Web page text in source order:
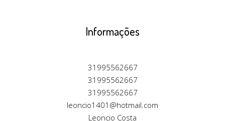
Informações
31995562667
31995562667
31995562667
leoncio1401@hotmail.com
Leoncio Costa